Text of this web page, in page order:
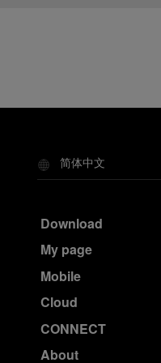
简体中文
Download
My page
Mobile
Cloud
CONNECT
About